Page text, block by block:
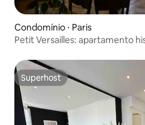
Condomínio ⋅ Paris
Petit Versailles: apartamento
Superhost
Superhost